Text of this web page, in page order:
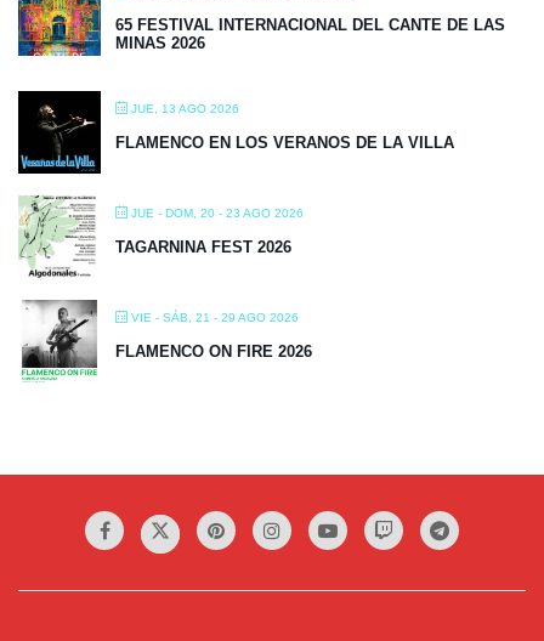
65 FESTIVAL INTERNACIONAL DEL CANTE DE LAS
MINAS 2026
JUE, 13 AGO 2026
FLAMENCO EN LOS VERANOS DE LA VILLA
JUE - DOM, 20 - 23 AGO 2026
TAGARNINA FEST 2026
VIE - SÁB, 21 - 29 AGO 2026
FLAMENCO ON FIRE 2026